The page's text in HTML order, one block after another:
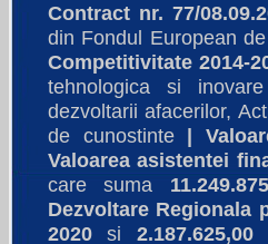
Contract nr. 77/
din Fondul European
Competitivitate 2014-
tehnologica si
dezvoltarii afacerilor,
de cunostinte |
Valoarea asistentei
care suma 11.249.875
Dezvoltare Regionala
2020 si 2.187.625,00